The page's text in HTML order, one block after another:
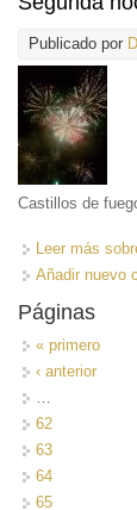
Publicado por
Castillos de
Leer más
Añadir nuevo
Páginas
« primero
‹ anterior
62
63
64
65